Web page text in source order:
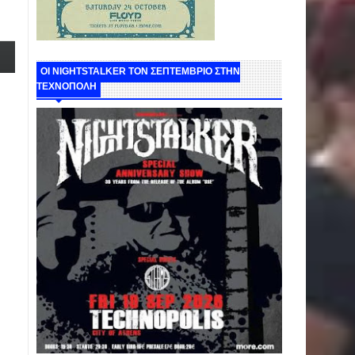
ΟΙ NIGHTSTALKER ΤΟΝ ΣΕΠΤΕΜΒΡΙΟ ΣΤΗΝ
ΤΕΧΝΟΠΟΛΗ